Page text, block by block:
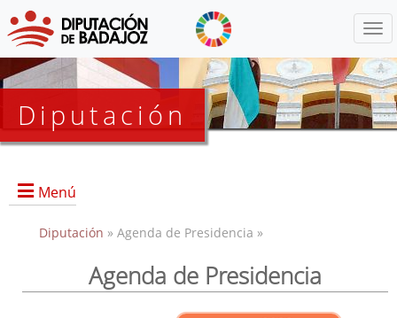
Diputación
Menú
Presidencia
Diputación » Agenda de Presidencia »
Agenda de Presidencia